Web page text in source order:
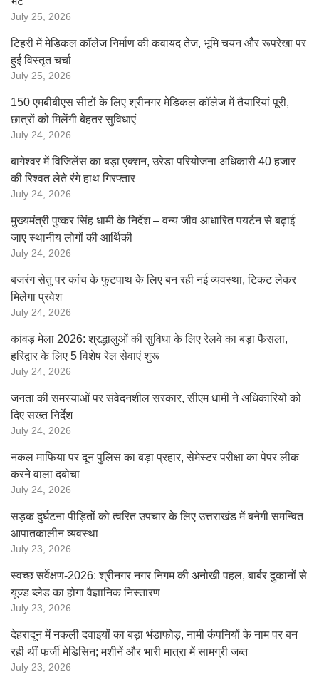
July 25, 2026
टिहरी में मेडिकल कॉलेज निर्माण की कवायद तेज, भूमि चयन और रूपरेखा पर
हुई विस्तृत चर्चा
July 25, 2026
150 एमबीबीएस सीटों के लिए श्रीनगर मेडिकल कॉलेज में तैयारियां पूरी,
छात्रों को मिलेंगी बेहतर सुविधाएं
July 24, 2026
बागेश्वर में विजिलेंस का बड़ा एक्शन, उरेडा परियोजना अधिकारी 40 हजार
की रिश्वत लेते रंगे हाथ गिरफ्तार
July 24, 2026
मुख्यमंत्री पुष्कर सिंह धामी के निर्देश – वन्य जीव आधारित पयर्टन से बढ़ाई
जाए स्थानीय लोगों की आर्थिकी
July 24, 2026
बजरंग सेतु पर कांच के फुटपाथ के लिए बन रही नई व्यवस्था, टिकट लेकर
मिलेगा प्रवेश
July 24, 2026
कांवड़ मेला 2026: श्रद्धालुओं की सुविधा के लिए रेलवे का बड़ा फैसला,
हरिद्वार के लिए 5 विशेष रेल सेवाएं शुरू
July 24, 2026
जनता की समस्याओं पर संवेदनशील सरकार, सीएम धामी ने अधिकारियों को
दिए सख्त निर्देश
July 24, 2026
नकल माफिया पर दून पुलिस का बड़ा प्रहार, सेमेस्टर परीक्षा का पेपर लीक
करने वाला दबोचा
July 24, 2026
सड़क दुर्घटना पीड़ितों को त्वरित उपचार के लिए उत्तराखंड में बनेगी समन्वित
आपातकालीन व्यवस्था
July 23, 2026
स्वच्छ सर्वेक्षण-2026: श्रीनगर नगर निगम की अनोखी पहल, बार्बर दुकानों से
यूज्ड ब्लेड का होगा वैज्ञानिक निस्तारण
July 23, 2026
देहरादून में नकली दवाइयों का बड़ा भंडाफोड़, नामी कंपनियों के नाम पर बन
रही थीं फर्जी मेडिसिन; मशीनें और भारी मात्रा में सामग्री जब्त
July 23, 2026